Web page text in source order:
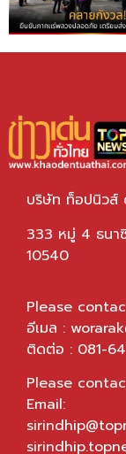
บริษัท ท็อปนิวส์
333 หมู่ 4 ธนา
10540
Please
อีเมล :
ติดต่อ : 081-
Please
Email: